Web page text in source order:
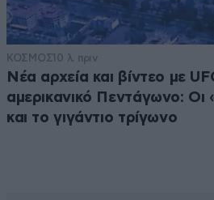
ΚΟΣΜΟΣ10 λ. πριν
Νέα αρχεία και βίντεο με
αμερικανικό Πεντάγωνο: Οι
και το γιγάντιο τρίγωνο